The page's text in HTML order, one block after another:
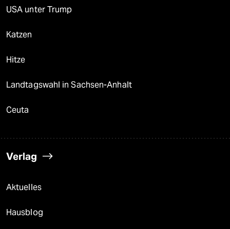
USA unter Trump
Katzen
Hitze
Landtagswahl in Sachsen-Anhalt
Ceuta
Verlag
Aktuelles
Hausblog